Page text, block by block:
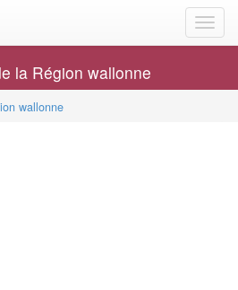
la Région wallonne
wallonne